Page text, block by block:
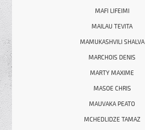
MAFI LIFEIMI
MAILAU TEVITA
MAMUKASHVILI SHALVA
MARCHOIS DENIS
MARTY MAXIME
MASOE CHRIS
MAUVAKA PEATO
MCHEDLIDZE TAMAZ